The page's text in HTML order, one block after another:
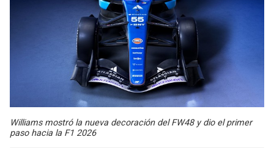
Williams mostró la nueva decoración del FW48 y dio el primer
paso hacia la F1 2026